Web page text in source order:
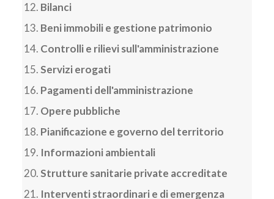
Bilanci
Beni immobili e gestione patrimonio
Controlli e rilievi sull'amministrazione
Servizi erogati
Pagamenti dell'amministrazione
Opere pubbliche
Pianificazione e governo del territorio
Informazioni ambientali
Strutture sanitarie private accreditate
Interventi straordinari e di emergenza